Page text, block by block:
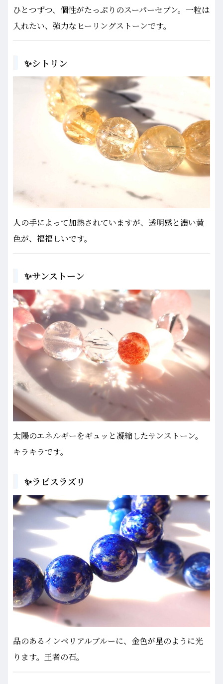
ひとつずつ、個性がたっぷりのスーパーセブン。一粒は
入れたい、強力なヒーリングストーンです。
✨シトリン
人の手によって加熱されていますが、透明感と濃い黄
色が、福福しいです。
✨サンストーン
太陽のエネルギーをギュッと凝縮したサンストーン。
キラキラです。
✨ラピスラズリ
品のあるインペリアルブルーに、金色が星のように光
ります。王者の石。